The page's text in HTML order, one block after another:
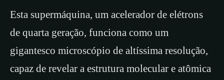
Esta supermáquina, um acelerador de elétrons
de quarta geração, funciona como um
gigantesco microscópio de altíssima resolução,
capaz de revelar a estrutura molecular e atômica